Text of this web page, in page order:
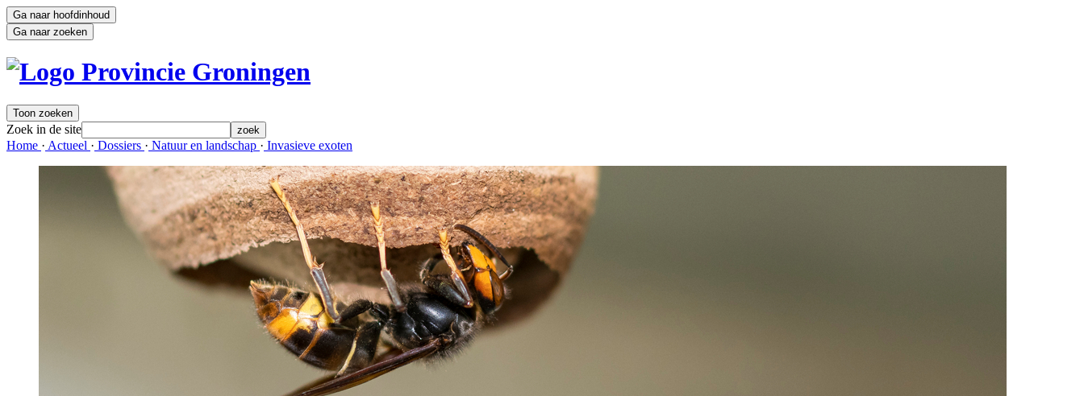
Ga naar hoofdinhoud
Ga naar zoeken
Toon zoeken
Zoek in de site zoek
Home · Actueel · Dossiers · Natuur en landschap · Invasieve exoten